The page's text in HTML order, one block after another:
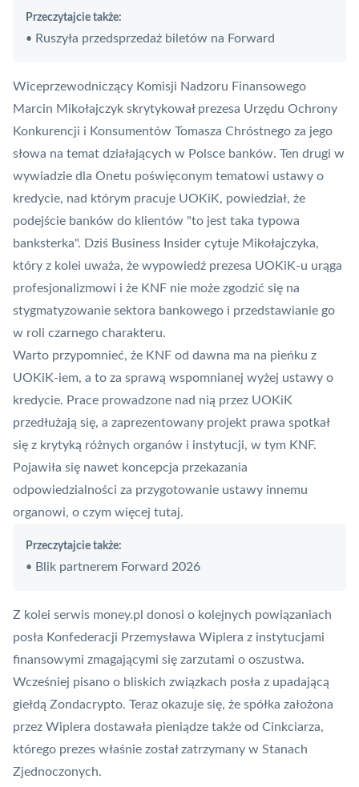
Przeczytajcie także:
• Ruszyła przedsprzedaż biletów na Forward
Wiceprzewodniczący Komisji Nadzoru Finansowego
Marcin Mikołajczyk skrytykował prezesa Urzędu Ochrony
Konkurencji i Konsumentów Tomasza Chróstnego za jego
słowa na temat działających w Polsce banków. Ten drugi w
wywiadzie dla Onetu poświęconym tematowi ustawy o
kredycie, nad którym pracuje UOKiK, powiedział, że
podejście banków do klientów "to jest taka typowa
banksterka". Dziś Business Insider cytuje Mikołajczyka,
który z kolei uważa, że wypowiedź prezesa UOKiK-u urąga
profesjonalizmowi i że KNF nie może zgodzić się na
stygmatyzowanie sektora bankowego i przedstawianie go
w roli czarnego charakteru.
Warto przypomnieć, że KNF od dawna ma na pieńku z
UOKiK-iem, a to za sprawą wspomnianej wyżej ustawy o
kredycie. Prace prowadzone nad nią przez UOKiK
przedłużają się, a zaprezentowany projekt prawa spotkał
się z krytyką różnych organów i instytucji, w tym KNF.
Pojawiła się nawet koncepcja przekazania
odpowiedzialności za przygotowanie ustawy innemu
organowi, o czym więcej tutaj.
Przeczytajcie także:
• Blik partnerem Forward 2026
Z kolei serwis money.pl donosi o kolejnych powiązaniach
posła Konfederacji Przemysława Wiplera z instytucjami
finansowymi zmagającymi się zarzutami o oszustwa.
Wcześniej pisano o bliskich związkach posła z upadającą
giełdą Zondacrypto. Teraz okazuje się, że spółka założona
przez Wiplera dostawała pieniądze także od Cinkciarza,
którego prezes właśnie został zatrzymany w Stanach
Zjednoczonych.